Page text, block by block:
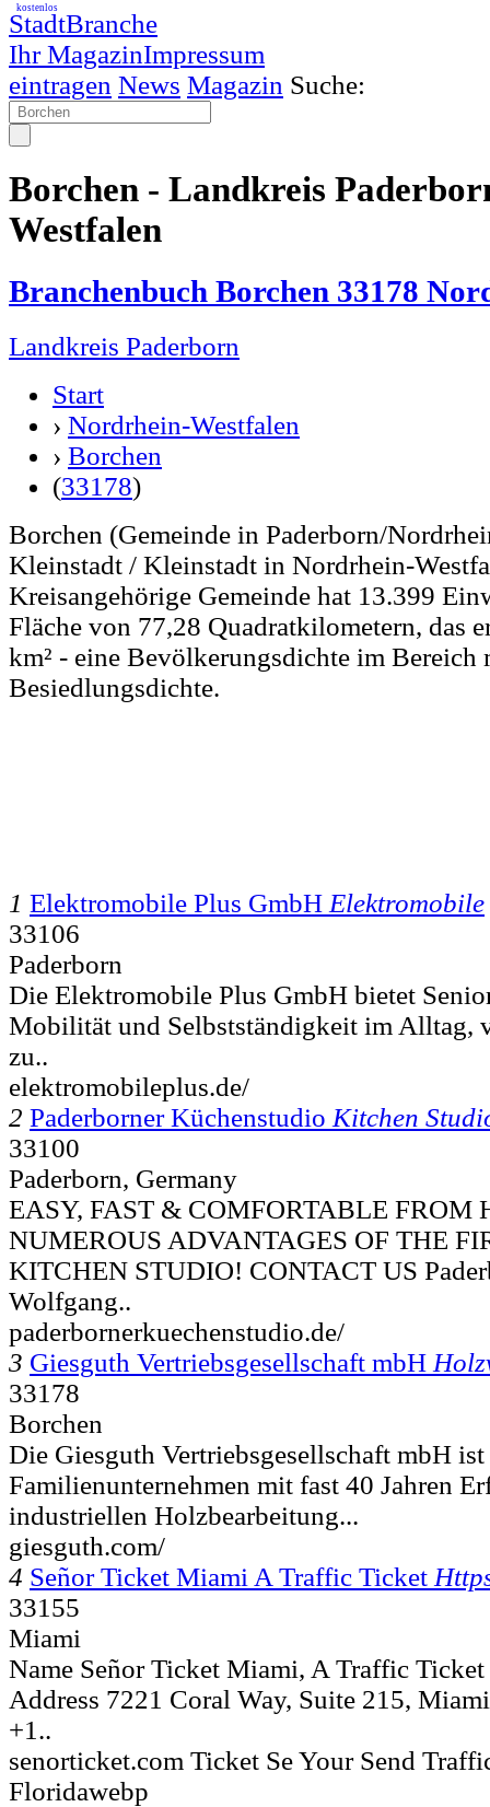
StadtBranche
Ihr MagazinImpressum
kostenlos
eintragen News Magazin Suche:
Borchen - Landkreis
Westfalen
Branchenbuch Borchen 33178
Landkreis Paderborn
Start
› Nordrhein-Westfalen
› Borchen
(33178)
Borchen (Gemeinde in Paderborn/
Kleinstadt / Kleinstadt in Nordrhein-
Kreisangehörige Gemeinde hat 13.399
Fläche von 77,28 Quadratkilometern, das
km² - eine Bevölkerungsdichte im Bereich
Besiedlungsdichte.
1 Elektromobile Plus GmbH Elektromobile
33106
Paderborn
Die Elektromobile Plus GmbH bietet
Mobilität und Selbstständigkeit im Alltag,
zu..
elektromobileplus.de/
2 Paderborner Küchenstudio Kitchen
33100
Paderborn, Germany
EASY, FAST & COMFORTABLE FROM
NUMEROUS ADVANTAGES OF THE
KITCHEN STUDIO! CONTACT US
Wolfgang..
paderbornerkuechenstudio.de/
3 Giesguth Vertriebsgesellschaft mbH
33178
Borchen
Die Giesguth Vertriebsgesellschaft mbH
Familienunternehmen mit fast 40 Jahren
industriellen Holzbearbeitung...
giesguth.com/
4 Señor Ticket Miami A Traffic Ticket
33155
Miami
Name Señor Ticket Miami, A Traffic
Address 7221 Coral Way, Suite 215,
+1..
senorticket.com Ticket Se Your Send
Floridawebp